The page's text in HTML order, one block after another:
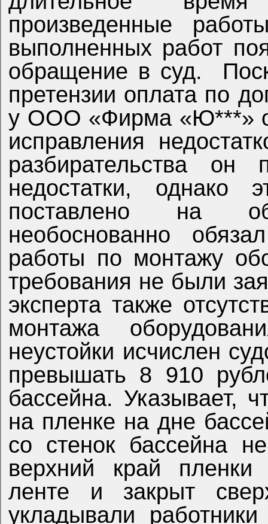
произведенные
выполненных работ
обращение в суд.
претензии оплата по
у ООО «Фирма «Ю***»
исправления
разбирательства он
недостатки, однако
поставлено на
необоснованно
работы по монтажу
требования не были
эксперта также
монтажа
неустойки исчислен
превышать 8 910
бассейна. Указывает,
на пленке на дне
со стенок бассейна
верхний край пленки
ленте и закрыт
укладывали